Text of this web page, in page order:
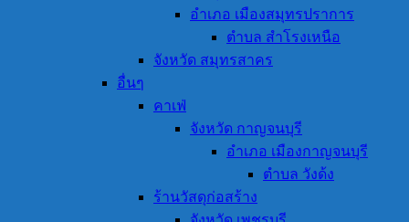
อำเภอ เมืองสมุทรปราการ
ตำบล สำโรงเหนือ
จังหวัด สมุทรสาคร
อื่นๆ
คาเฟ่
จังหวัด กาญจนบุรี
อำเภอ เมืองกาญจนบุรี
ตำบล วังด้ง
ร้านวัสดุก่อสร้าง